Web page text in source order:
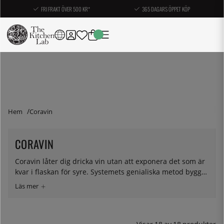
FRI FRAKT ÖVER 500 KR* 365 DAGARS ÖPPET KÖP
Hem Coravin
CORAVIN
Coravin låter dig dricka vin utan att exponera det som är
kvar i flaskan för syre. Systemets genialiska metod bygger
på att en tunn nål penetrerar korken på vinflaskan. När